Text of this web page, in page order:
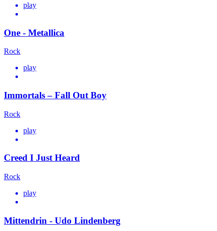
play
One - Metallica
Rock
play
Immortals – Fall Out Boy
Rock
play
Creed I Just Heard
Rock
play
Mittendrin - Udo Lindenberg